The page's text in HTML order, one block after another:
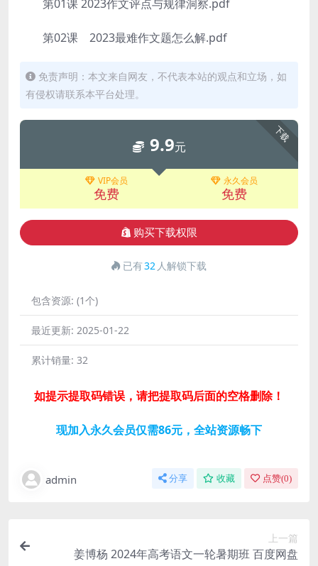
第01课 2023作文评点与规律洞察.pdf
第02课 2023最难作文题怎么解.pdf
免责声明：本文来自网友，不代表本站的观点和立场，如
有侵权请联系本平台处理。
下载
9.9元
VIP会员
免费
永久会员
免费
购买下载权限
已有32 人解锁下载
包含资源: (1个)
最近更新: 2025-01-22
累计销量: 32
如提示提取码错误，请把提取码后面的空格删除！
现加入永久会员仅需86元，全站资源畅下
admin 分享 收藏 点赞(0)
上一篇
姜博杨 2024年高考语文一轮暑期班 百度网盘